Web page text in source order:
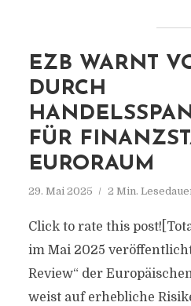
EZB WARNT
DURCH
FÜR
EURORAUM
29. Mai 2025 2 Min.
Click to rate this
im Mai 2025
Review“ der
weist auf erhebliche